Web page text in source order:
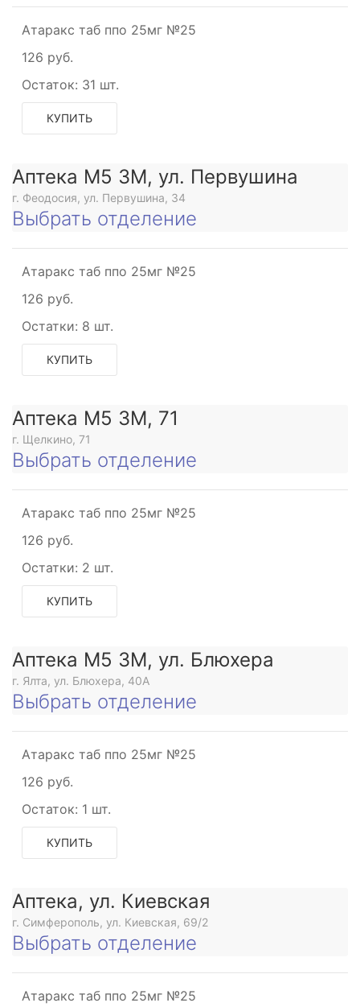
Атаракс таб ппо 25мг №25
126 руб.
Остаток: 31 шт.
КУПИТЬ
Аптека М5 3М, ул. Первушина
г. Феодосия, ул. Первушина, 34
Выбрать отделение
Атаракс таб ппо 25мг №25
126 руб.
Остатки: 8 шт.
КУПИТЬ
Аптека М5 3М, 71
г. Щелкино, 71
Выбрать отделение
Атаракс таб ппо 25мг №25
126 руб.
Остатки: 2 шт.
КУПИТЬ
Аптека М5 3М, ул. Блюхера
г. Ялта, ул. Блюхера, 40А
Выбрать отделение
Атаракс таб ппо 25мг №25
126 руб.
Остаток: 1 шт.
КУПИТЬ
Аптека, ул. Киевская
г. Симферополь, ул. Киевская, 69/2
Выбрать отделение
Атаракс таб ппо 25мг №25